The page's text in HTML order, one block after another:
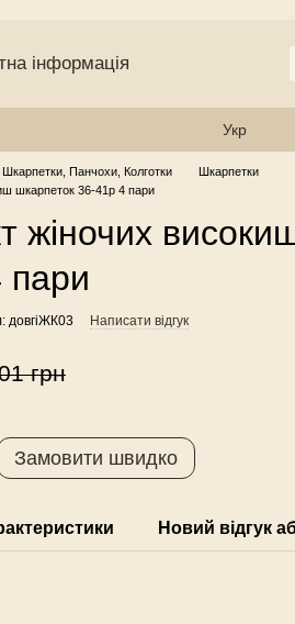
інформація
Укр
Шкарпетки, Панчохи, Колготки
Шкарпетки
шкарпеток 36-41р 4 пари
жіночих
пари
довгіЖК03 Написати відгук
грн
Замовити швидко
Новий відгук